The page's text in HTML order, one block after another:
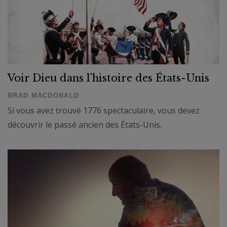
Voir Dieu dans l'histoire des États-Unis
BRAD MACDONALD
Si vous avez trouvé 1776 spectaculaire, vous devez
découvrir le passé ancien des États-Unis.